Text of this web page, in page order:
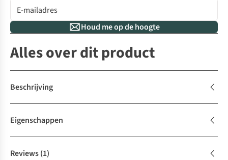
Houd me op de hoogte
Alles over dit product
Beschrijving
Eigenschappen
Reviews(1)